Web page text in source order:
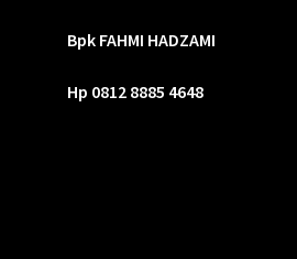
Bpk FAHMI HADZAMI
Hp 0812 8885 4648